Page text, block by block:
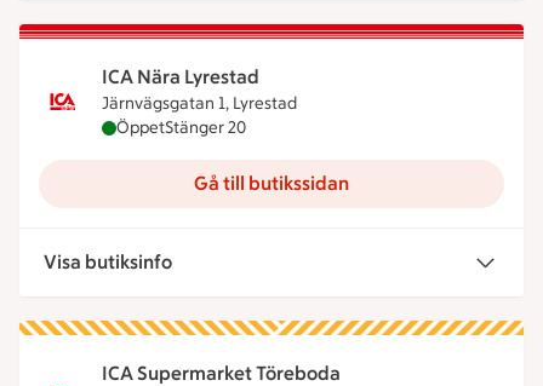
ICA Nära Lyrestad
Järnvägsgatan 1, Lyrestad
ICA Nära Lyrestad är öppen nu, stänger klockan
ÖppetStänger 20
Gå till butikssidan
Visa butiksinfo
ICA Supermarket Töreboda